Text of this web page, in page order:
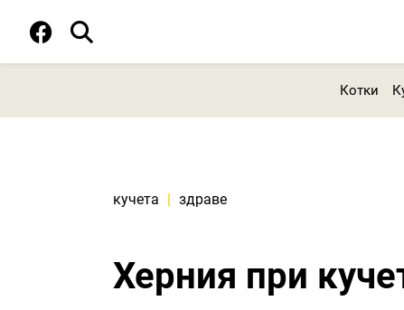
Котки
кучета | здраве
Херния при